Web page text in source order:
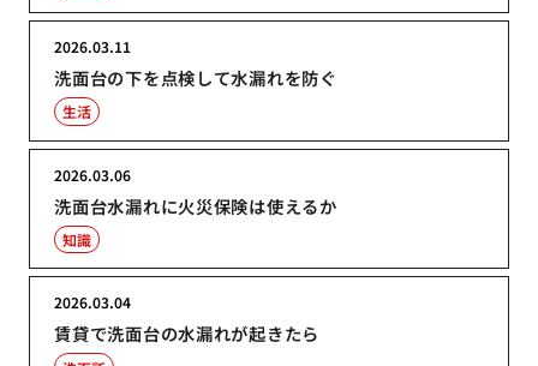
洗面台の下を点検して水漏れを防ぐ
2026.03.11
生活
洗面台水漏れに火災保険は使えるか
2026.03.06
知識
賃貸で洗面台の水漏れが起きたら
2026.03.04